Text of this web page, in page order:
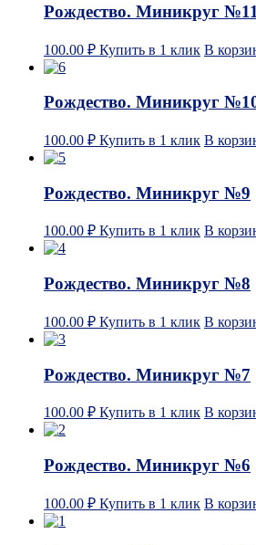
Рождество. Миникруг №11
100.00 ₽ Купить в 1 клик В
Рождество. Миникруг
100.00 ₽ Купить в 1 клик В
Рождество. Миникруг №9
100.00 ₽ Купить в 1 клик В
Рождество. Миникруг №8
100.00 ₽ Купить в 1 клик В
Рождество. Миникруг №7
100.00 ₽ Купить в 1 клик В
Рождество. Миникруг №6
100.00 ₽ Купить в 1 клик В